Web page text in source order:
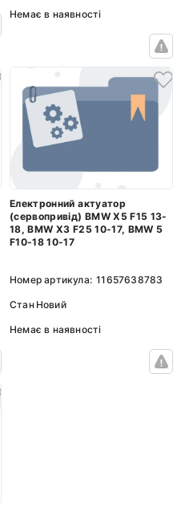
Немає в наявності
Електронний актуатор
(сервопривід) BMW X5 F15 13-
18, BMW X3 F25 10-17, BMW 5
F10-18 10-17
Номер артикула: 11657638783
Стан Новий
Немає в наявності